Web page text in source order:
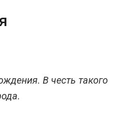
В честь такого